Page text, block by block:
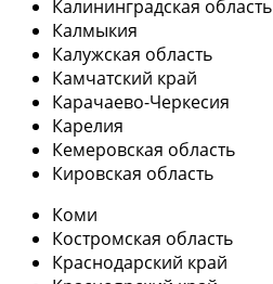
Калининградская область
Калмыкия
Калужская область
Камчатский край
Карачаево-Черкесия
Карелия
Кемеровская область
Кировская область
Коми
Костромская область
Краснодарский край